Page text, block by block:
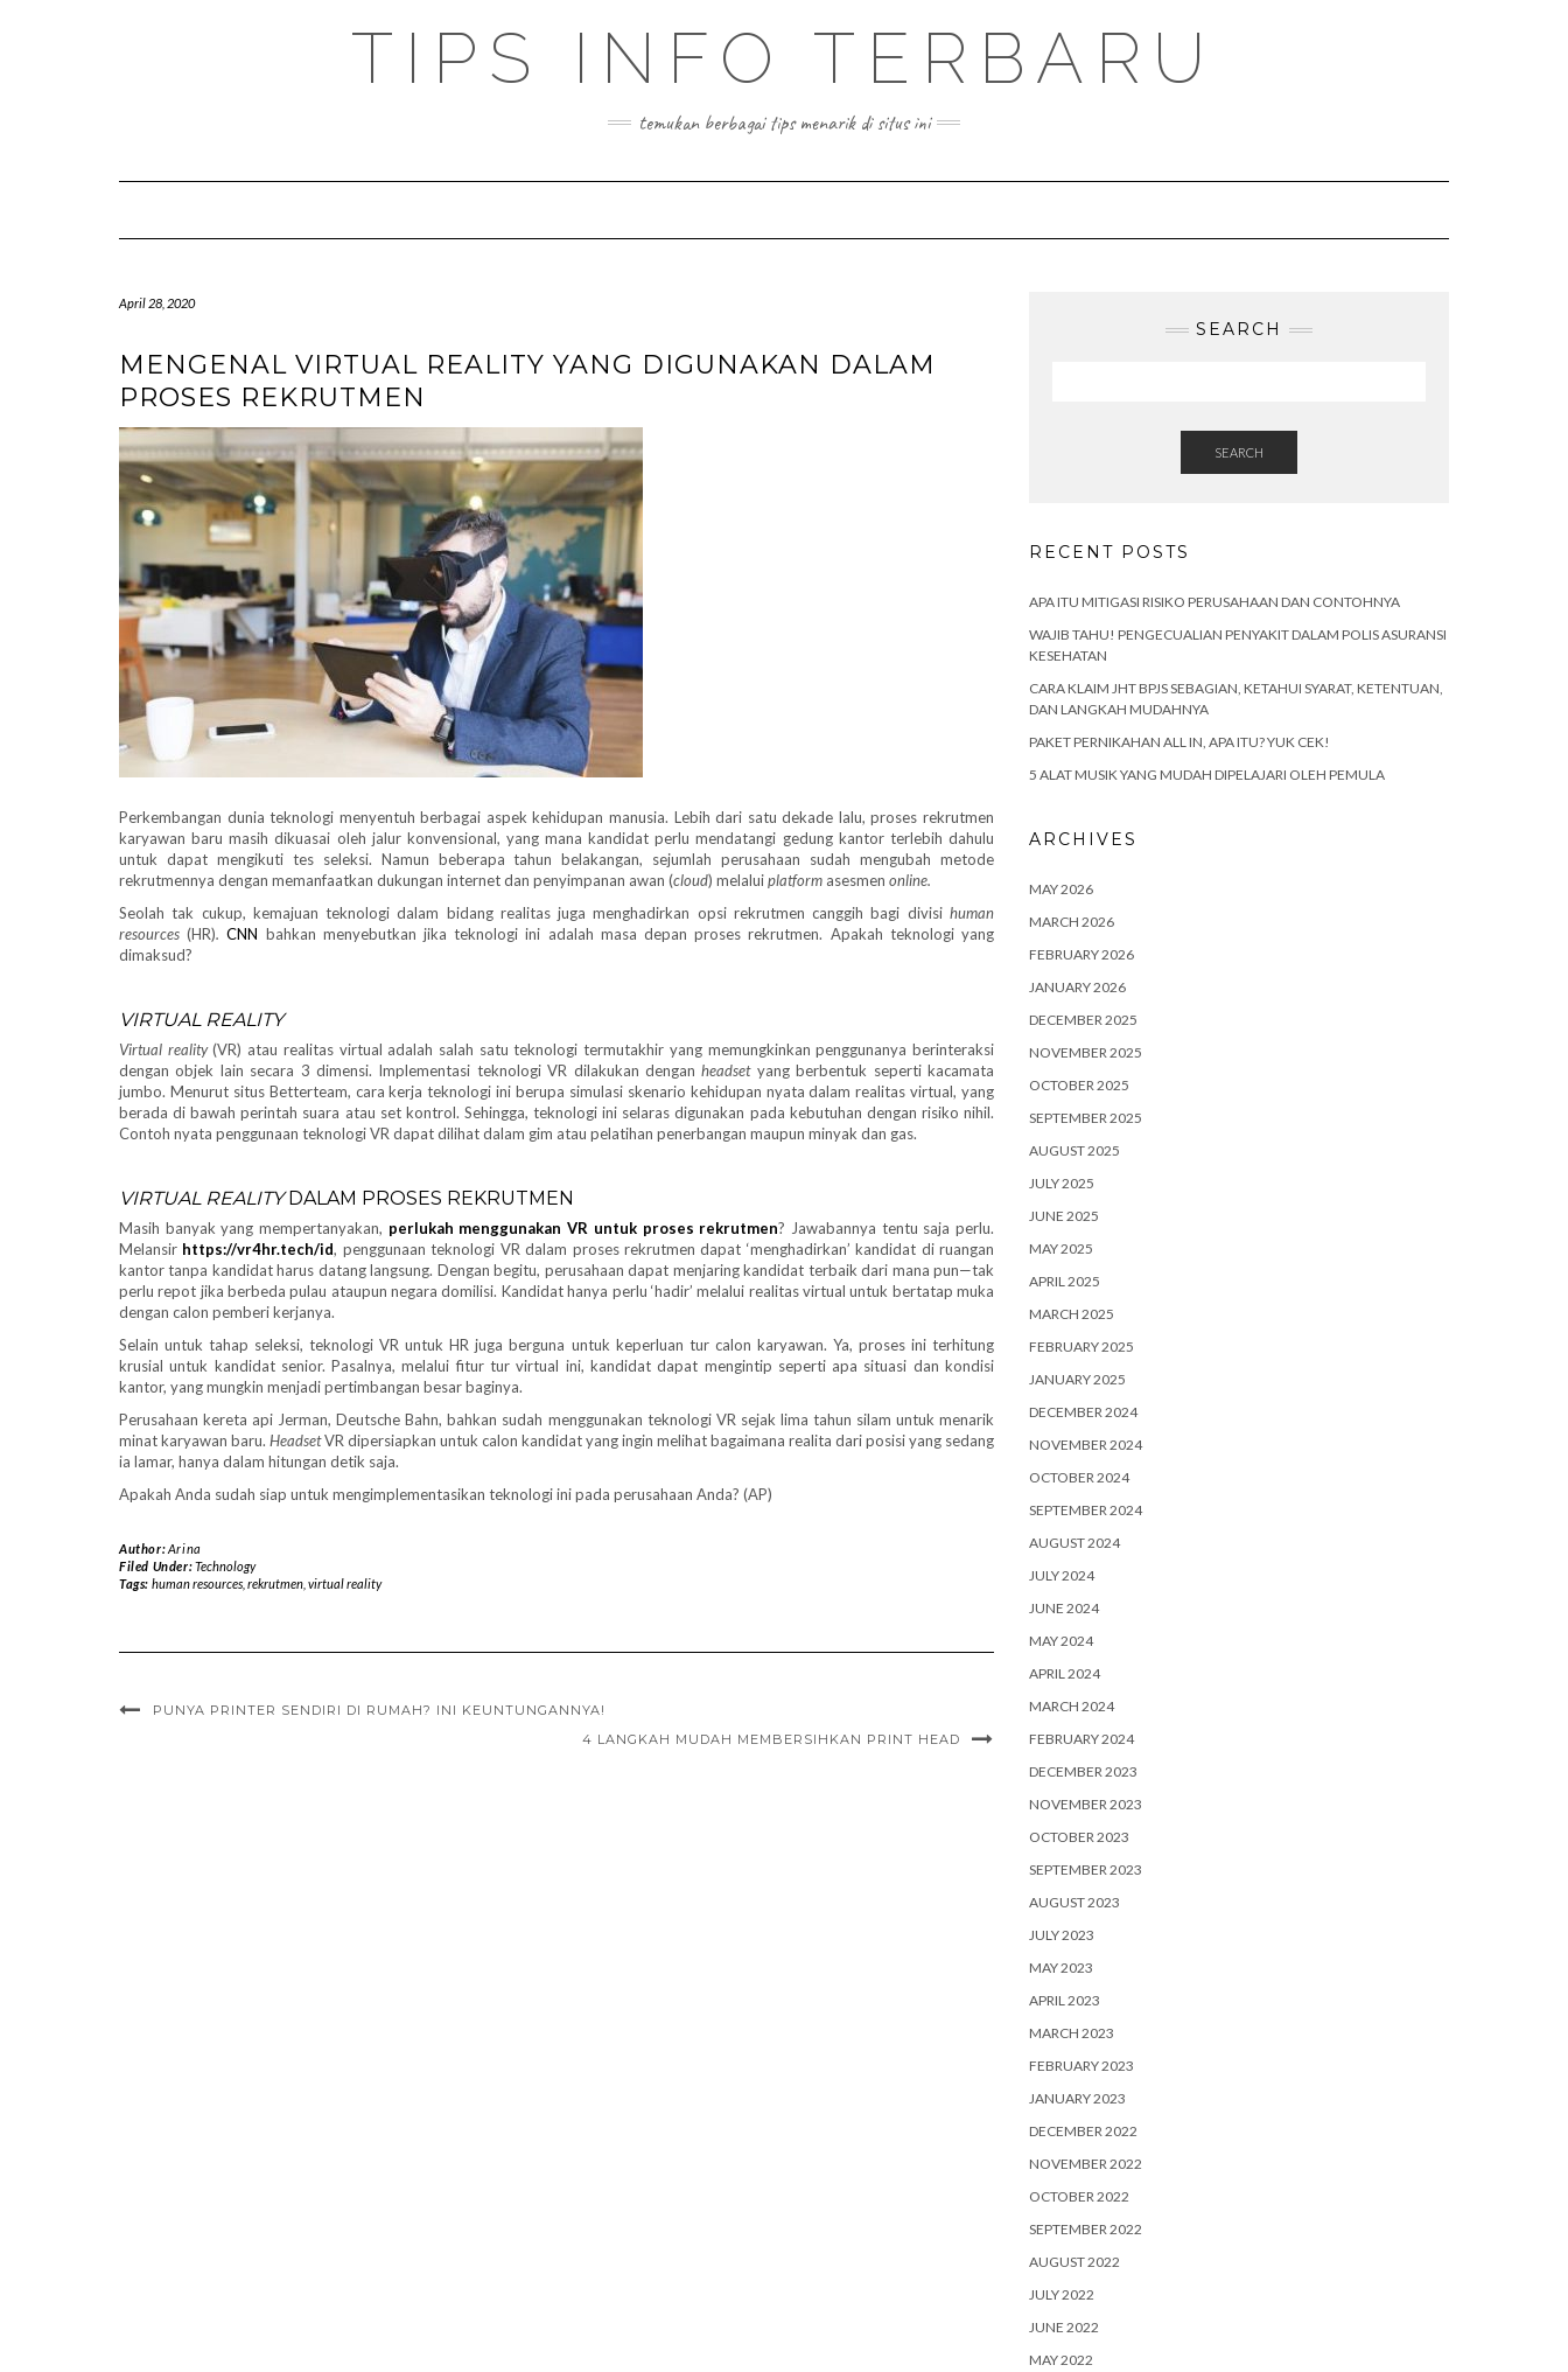
TIPS INFO TERBARU
temukan berbagai tips menarik di situs ini
April 28, 2020
MENGENAL VIRTUAL REALITY YANG DIGUNAKAN DALAM
PROSES REKRUTMEN
Perkembangan dunia teknologi menyentuh berbagai aspek kehidupan manusia. Lebih dari satu dekade lalu, proses rekrutmen
karyawan baru masih dikuasai oleh jalur konvensional, yang mana kandidat perlu mendatangi gedung kantor terlebih dahulu
untuk dapat mengikuti tes seleksi. Namun beberapa tahun belakangan, sejumlah perusahaan sudah mengubah metode
rekrutmennya dengan memanfaatkan dukungan internet dan penyimpanan awan (cloud) melaluiplatform asesmen online.
Seolah tak cukup, kemajuan teknologi dalam bidang realitas juga menghadirkan opsi rekrutmen canggih bagi divisi human
resources (HR).CNN bahkan menyebutkan jika teknologi ini adalah masa depan proses rekrutmen. Apakah teknologi yang
dimaksud?
VIRTUAL REALITY
Virtual reality(VR) atau realitas virtual adalah salah satu teknologi termutakhir yang memungkinkan penggunanya berinteraksi
dengan objek lain secara 3 dimensi. Implementasi teknologi VR dilakukan denganheadset yang berbentuk seperti kacamata
jumbo. Menurut situs Betterteam, cara kerja teknologi ini berupa simulasi skenario kehidupan nyata dalam realitas virtual, yang
berada di bawah perintah suara atau set kontrol. Sehingga, teknologi ini selaras digunakan pada kebutuhan dengan risiko nihil.
Contoh nyata penggunaan teknologi VR dapat dilihat dalam gim atau pelatihan penerbangan maupun minyak dan gas.
VIRTUAL REALITYDALAM PROSES REKRUTMEN
Masih banyak yang mempertanyakan, perlukah menggunakan VR untuk proses rekrutmen? Jawabannya tentu saja perlu.
Melansir https://vr4hr.tech/id, penggunaan teknologi VR dalam proses rekrutmen dapat ‘menghadirkan’ kandidat di ruangan
kantor tanpa kandidat harus datang langsung. Dengan begitu, perusahaan dapat menjaring kandidat terbaik dari mana pun—tak
perlu repot jika berbeda pulau ataupun negara domilisi. Kandidat hanya perlu ‘hadir’ melalui realitas virtual untuk bertatap muka
dengan calon pemberi kerjanya.
Selain untuk tahap seleksi, teknologi VR untuk HR juga berguna untuk keperluan tur calon karyawan. Ya, proses ini terhitung
krusial untuk kandidat senior. Pasalnya, melalui fitur tur virtual ini, kandidat dapat mengintip seperti apa situasi dan kondisi
kantor, yang mungkin menjadi pertimbangan besar baginya.
Perusahaan kereta api Jerman, Deutsche Bahn, bahkan sudah menggunakan teknologi VR sejak lima tahun silam untuk menarik
minat karyawan baru. HeadsetVR dipersiapkan untuk calon kandidat yang ingin melihat bagaimana realita dari posisi yang sedang
ia lamar, hanya dalam hitungan detik saja.
Apakah Anda sudah siap untuk mengimplementasikan teknologi ini pada perusahaan Anda? (AP)
Author:Arina
Filed Under:Technology
Tags: human resources, rekrutmen, virtual reality
PUNYA PRINTER SENDIRI DI RUMAH? INI KEUNTUNGANNYA!
4 LANGKAH MUDAH MEMBERSIHKAN PRINT HEAD
SEARCH
SEARCH
RECENT POSTS
APA ITU MITIGASI RISIKO PERUSAHAAN DAN CONTOHNYA
WAJIB TAHU! PENGECUALIAN PENYAKIT DALAM POLIS ASURANSI
KESEHATAN
CARA KLAIM JHT BPJS SEBAGIAN, KETAHUI SYARAT, KETENTUAN,
DAN LANGKAH MUDAHNYA
PAKET PERNIKAHAN ALL IN, APA ITU? YUK CEK!
5 ALAT MUSIK YANG MUDAH DIPELAJARI OLEH PEMULA
ARCHIVES
MAY 2026
MARCH 2026
FEBRUARY 2026
JANUARY 2026
DECEMBER 2025
NOVEMBER 2025
OCTOBER 2025
SEPTEMBER 2025
AUGUST 2025
JULY 2025
JUNE 2025
MAY 2025
APRIL 2025
MARCH 2025
FEBRUARY 2025
JANUARY 2025
DECEMBER 2024
NOVEMBER 2024
OCTOBER 2024
SEPTEMBER 2024
AUGUST 2024
JULY 2024
JUNE 2024
MAY 2024
APRIL 2024
MARCH 2024
FEBRUARY 2024
DECEMBER 2023
NOVEMBER 2023
OCTOBER 2023
SEPTEMBER 2023
AUGUST 2023
JULY 2023
MAY 2023
APRIL 2023
MARCH 2023
FEBRUARY 2023
JANUARY 2023
DECEMBER 2022
NOVEMBER 2022
OCTOBER 2022
SEPTEMBER 2022
AUGUST 2022
JULY 2022
JUNE 2022
MAY 2022